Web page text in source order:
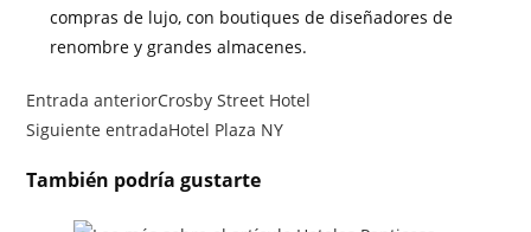
compras de lujo, con boutiques de diseñadores de
renombre y grandes almacenes.
Entrada anteriorCrosby Street Hotel
Siguiente entradaHotel Plaza NY
También podría gustarte